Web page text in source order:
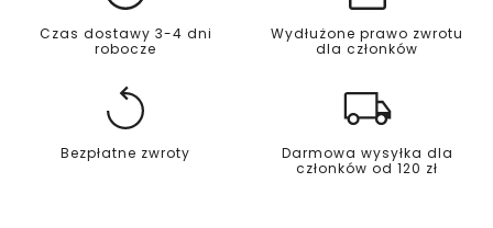
Czas dostawy 3-4 dni
robocze
Wydłużone prawo zwrotu
dla członków
Bezpłatne zwroty
Darmowa wysyłka dla
członków od 120 zł